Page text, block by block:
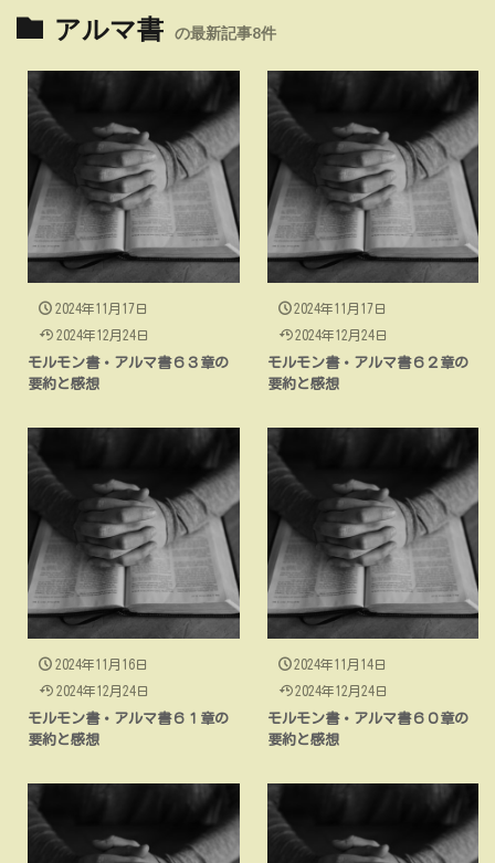
アルマ書 の最新記事8件
2024年11月17日
2024年12月24日
モルモン書・アルマ書６３章の
要約と感想
2024年11月17日
2024年12月24日
モルモン書・アルマ書６２章の
要約と感想
2024年11月16日
2024年12月24日
モルモン書・アルマ書６１章の
要約と感想
2024年11月14日
2024年12月24日
モルモン書・アルマ書６０章の
要約と感想